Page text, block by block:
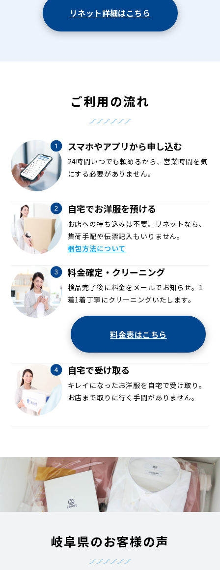
リネット詳細はこちら
ご利用の流れ
スマホやアプリから申し込む
24時間いつでも頼めるから、営業時間を気
にする必要がありません。
自宅でお洋服を預ける
お店への持ち込みは不要。リネットなら、
集荷手配や伝票記入もいりません。
梱包方法について
料金確定・クリーニング
検品完了後に料金をメールでお知らせ。1
着1着丁寧にクリーニングいたします。
料金表はこちら
自宅で受け取る
キレイになったお洋服を自宅で受け取り。
お店まで取りに行く手間がありません。
岐阜県のお客様の声